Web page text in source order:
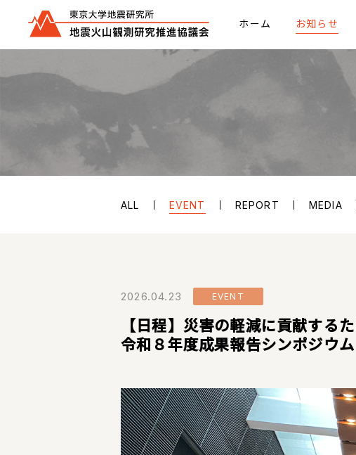
ホーム お知らせ
ALL EVENT REPORT MEDIA
2026.04.23 EVENT
【日程】災害の軽減に貢献する
令和８年度成果報告シンポジウム